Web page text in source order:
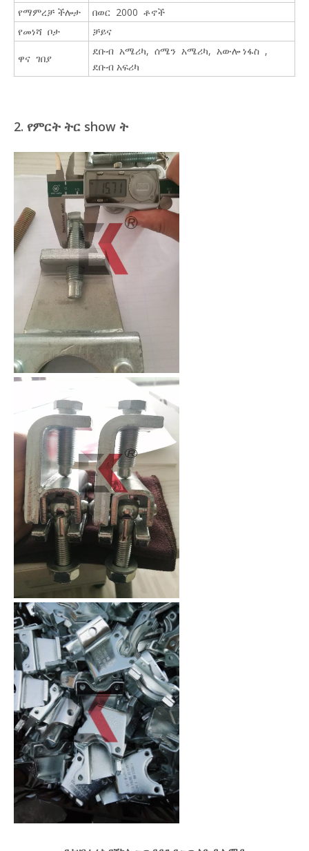
የማምረቻ ችሎታ
በወር 2000 ቶኖች
የመነሻ ቦታ ​
ቻይና
ዋና ገበያ
ደቡብ አሜሪካ, ሰሜን አሜሪካ, አውሎ ነፋስ ,
ደቡብ አፍሪካ
2. የምርት ትር show ት